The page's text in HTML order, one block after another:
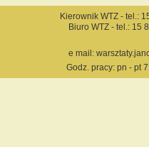
Kierownik WTZ - tel.:
Biuro WTZ - tel.: 15
e mail:
Godz. pracy: pn - pt